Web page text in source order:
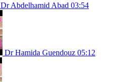
Dr Abdelhamid Abad 03:54
Dr Hamida Guendouz 05:12